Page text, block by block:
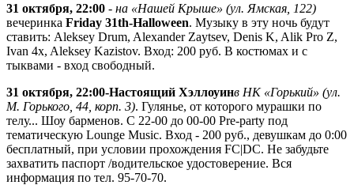
31 октября, 22:00 - на «Нашей Крыше» (ул. Ямская, 122)
вечеринка Friday 31th-Halloween. Музыку в эту ночь будут
ставить: Aleksey Drum, Alexander Zaytsev, Denis K, Alik Pro Z,
Ivan 4x, Aleksey Kazistov. Вход: 200 руб. В костюмах и с
тыквами - вход свободный.
31 октября, 22:00-Настоящий Хэллоуинв НК «Горький» (ул.
М. Горького, 44, корп. 3). Гулянье, от которого мурашки по
телу... Шоу барменов. С 22-00 до 00-00 Pre-party под
тематическую Lounge Music. Вход - 200 руб., девушкам до 0:00
бесплатный, при условии прохождения FC|DC. Не забудьте
захватить паспорт /водительское удостоверение. Вся
информация по тел. 95-70-70.